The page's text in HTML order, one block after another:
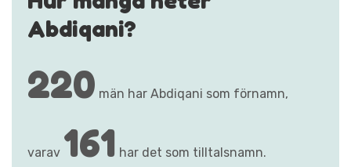
Abdiqani?
220 män har Abdiqani som förnamn,
varav 161 har det som tilltalsnamn.